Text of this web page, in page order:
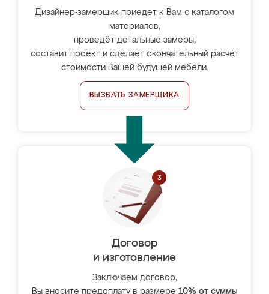
Дизайнер-замерщик приедет к Вам с каталогом
материалов,
проведёт детальные замеры,
составит проект и сделает окончательный расчёт
стоимости Вашей будущей мебели.
ВЫЗВАТЬ ЗАМЕРЩИКА
Договор
и изготовление
Заключаем договор,
Вы вносите предоплату в размере 10% от суммы